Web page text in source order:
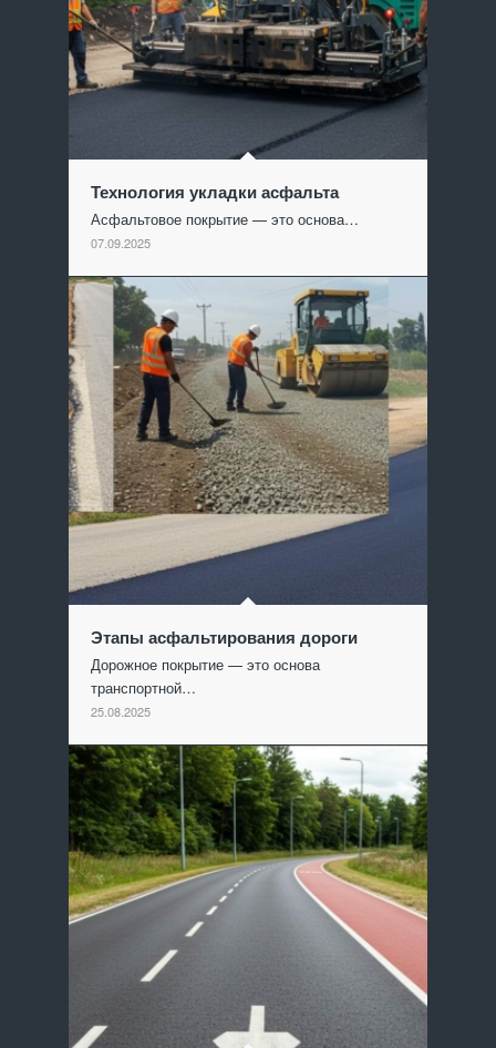
Технология укладки асфальта
Асфальтовое покрытие — это основа…
07.09.2025
Этапы асфальтирования дороги
Дорожное покрытие — это основа
транспортной…
25.08.2025